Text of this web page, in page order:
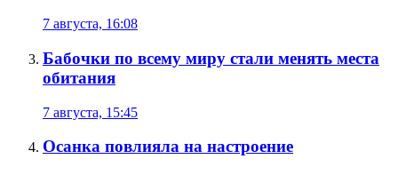
7 августа, 16:08
Бабочки по всему миру стали менять места
обитания
7 августа, 15:45
Осанка повлияла на настроение